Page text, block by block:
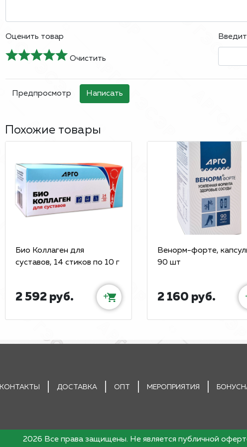
Оценить товар
Очистить
Похожие товары
Био Коллаген для
суставов, 14 стиков по 10 г
2 592 руб. +
Венорм-форте,
90 шт
2 160 руб.
КОНТАКТЫ ДОСТАВКА ОПТ МЕРОПРИЯТИЯ
2026 Все права защищены. Не является публичной